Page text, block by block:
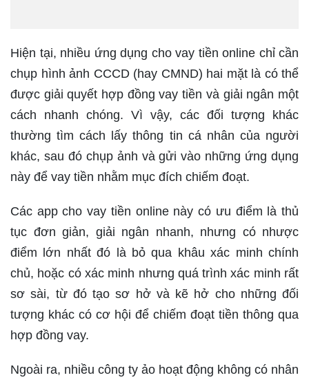
Hiện tại, nhiều ứng dụng cho vay tiền online chỉ cần
chụp hình ảnh CCCD (hay CMND) hai mặt là có thể
được giải quyết hợp đồng vay tiền và giải ngân một
cách nhanh chóng. Vì vậy, các đối tượng khác
thường tìm cách lấy thông tin cá nhân của người
khác, sau đó chụp ảnh và gửi vào những ứng dụng
này để vay tiền nhằm mục đích chiếm đoạt.
Các app cho vay tiền online này có ưu điểm là thủ
tục đơn giản, giải ngân nhanh, nhưng có nhược
điểm lớn nhất đó là bỏ qua khâu xác minh chính
chủ, hoặc có xác minh nhưng quá trình xác minh rất
sơ sài, từ đó tạo sơ hở và kẽ hở cho những đối
tượng khác có cơ hội để chiếm đoạt tiền thông qua
hợp đồng vay.
Ngoài ra, nhiều công ty ảo hoạt động không có nhân